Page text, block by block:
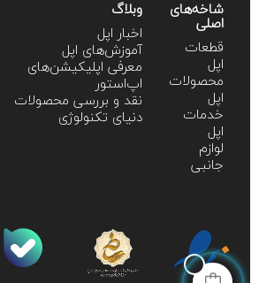
شاخه‌های
اصلی
قطعات
اپل
محصولات
اپل
خدمات
اپل
لوازم
جانبی
وبلاگ
اخبار اپل
آموزش‌‌های اپل
معرفی اپلیکیشن‌های
اپ‌استور
نقد و بررسی محصولات
دنیای تکنولوژی